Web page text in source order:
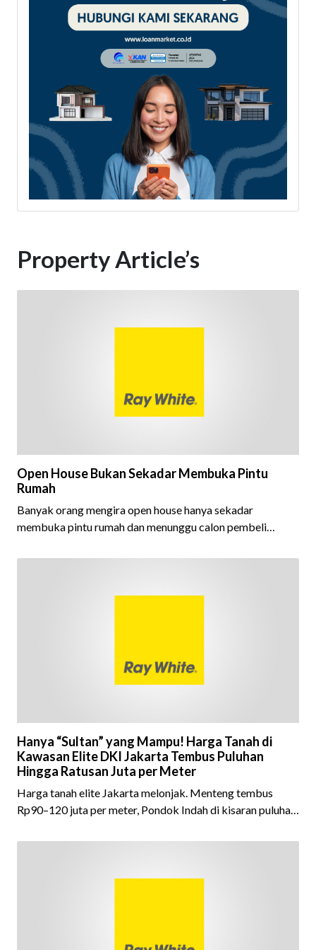
Property Article’s
Open House Bukan Sekadar Membuka Pintu
Rumah
Banyak orang mengira open house hanya sekadar
membuka pintu rumah dan menunggu calon pembeli
terdapat persiapan, strategi, dan kerja sama tim yang
setiap pengunjung.Setiap detail memiliki peran penting.
Hanya “Sultan” yang Mampu! Harga Tanah di
Kawasan Elite DKI Jakarta Tembus Puluhan
Hingga Ratusan Juta per Meter
Harga tanah elite Jakarta melonjak. Menteng tembus
Rp90–120 juta per meter, Pondok Indah di kisaran puluhan